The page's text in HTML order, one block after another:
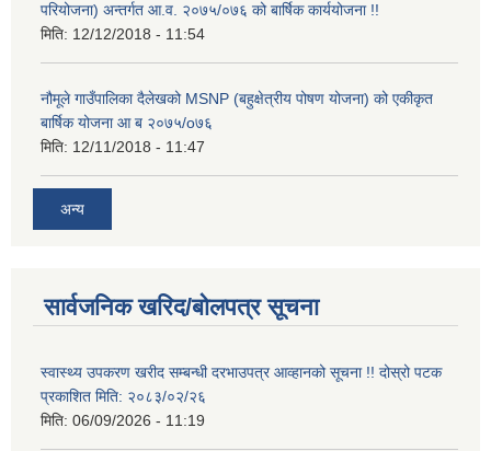
परियोजना) अन्तर्गत आ.व. २०७५/०७६ को बार्षिक कार्ययोजना !!
मिति: 12/12/2018 - 11:54
नौमूले गाउँपालिका दैलेखको MSNP (बहुक्षेत्रीय पोषण योजना) को एकीकृत
बार्षिक योजना आ ब २०७५/o७६
मिति: 12/11/2018 - 11:47
अन्य
सार्वजनिक खरिद/बोलपत्र सूचना
स्वास्थ्य उपकरण खरीद सम्बन्धी दरभाउपत्र आव्हानको सूचना !! दोस्रो पटक
प्रकाशित मिति: २०८३/०२/२६
मिति: 06/09/2026 - 11:19